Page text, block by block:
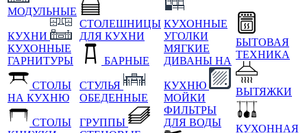
МОДУЛЬНЫЕ
КУХНИ
КУХОННЫЕ
ГАРНИТУРЫ
СТОЛЫ
НА КУХНЮ
СТОЛЫ
СТОЛЕШНИЦЫ
ДЛЯ КУХНИ
БАРНЫЕ
СТУЛЬЯ
ОБЕДЕННЫЕ
ГРУППЫ
КУХОННЫЕ
УГОЛКИ
МЯГКИЕ
ДИВАНЫ НА
КУХНЮ
МОЙКИ
ФИЛЬТРЫ
ДЛЯ ВОДЫ
БЫТОВАЯ
ТЕХНИКА
ВЫТЯЖКИ
КУХОННАЯ